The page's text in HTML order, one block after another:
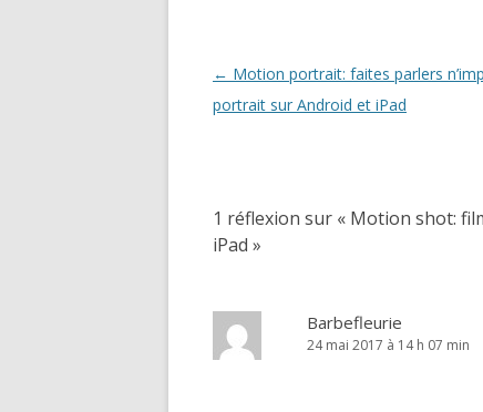
Navigation
des
← Motion portrait: faites parlers
portrait sur Android et iPad
1 réflexion sur « Motion shot:
iPad »
Barbefleurie
24 mai 2017 à 14 h 07 min